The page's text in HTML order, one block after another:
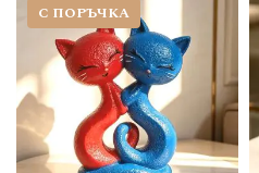
С ПОРЪЧКА